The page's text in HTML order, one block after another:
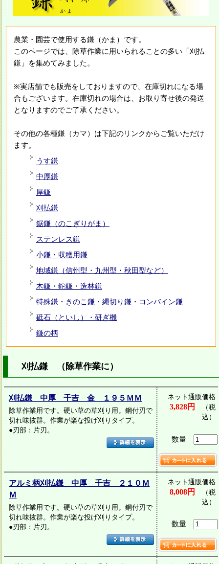
農業・園芸で使用する鎌（かま）です。
このページでは、除草作業に用いられることの多い「刈払
鎌」を集めてみました。
※実店舗でも販売をしておりますので、在庫切れになる場
合もございます。在庫切れの場合は、お取り寄せ後の発送
となりますのでご了承ください。
その他の各種鎌（カマ）は下記のリンクからご覧いただけ
ます。
うす鎌
中厚鎌
厚鎌
刈払鎌
鋸鎌（のこぎりがま）
ステンレス鎌
小鎌・収穫用鎌
地域鎌（信州型・九州型・秋田型など）
木鎌・鉈鎌・造林鎌
特殊鎌・きのこ鎌・縄切り鎌・コンバイン鎌
砥石（といし）・研ぎ機
鎌の柄
刈払鎌 （除草作業に）
刈払鎌 中厚 千吉 金 １９５ＭＭ
除草作業用です。硬い草の草刈り用。鋼付刃で
切れ味抜群。作業が楽な投げ刈りタイプ。
●刃部：片刃。
ネット通販価格
3,828円
（税
込）
数量
アルミ柄刈払鎌 中厚 千吉 ２１０Ｍ
Ｍ
除草作業用です。硬い草の草刈り用。鋼付刃で
切れ味抜群。作業が楽な投げ刈りタイプ。
●刃部：片刃。
ネット通販価格
8,008円
（税
込）
数量